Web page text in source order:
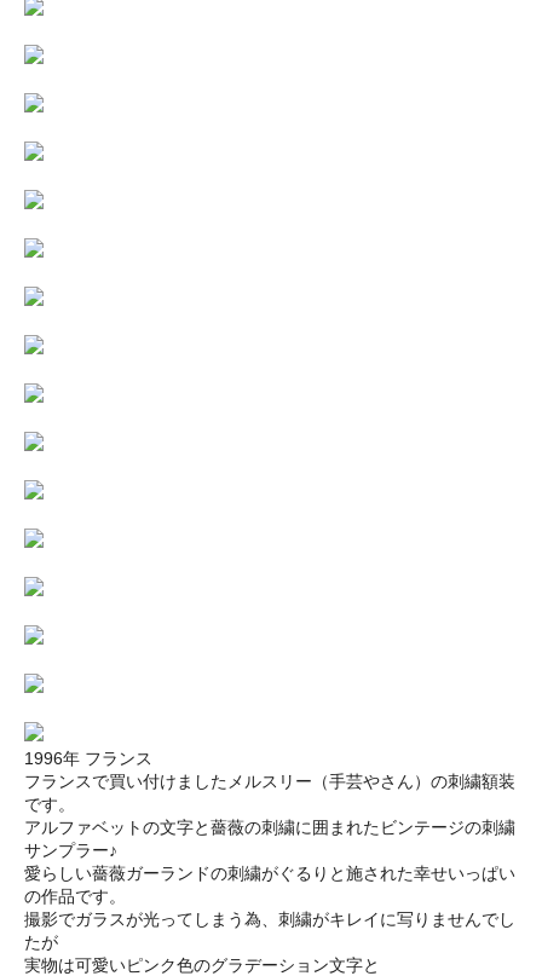
1996年 フランス
フランスで買い付けましたメルスリー（手芸やさん）の刺繍額装
です。
アルファベットの文字と薔薇の刺繍に囲まれたビンテージの刺繍
サンプラー♪
愛らしい薔薇ガーランドの刺繍がぐるりと施された幸せいっぱい
の作品です。
撮影でガラスが光ってしまう為、刺繍がキレイに写りませんでし
たが
実物は可愛いピンク色のグラデーション文字と